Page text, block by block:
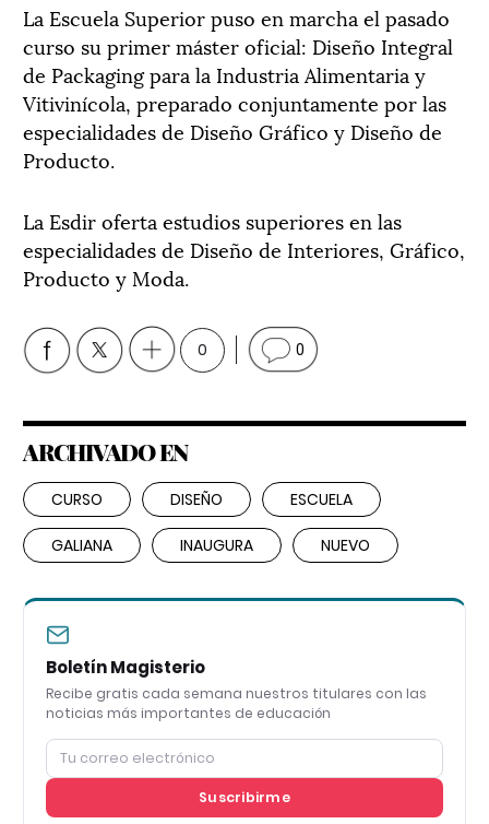
La Escuela Superior puso en marcha el pasado
curso su primer máster oficial: Diseño Integral
de Packaging para la Industria Alimentaria y
Vitivinícola, preparado conjuntamente por las
especialidades de Diseño Gráfico y Diseño de
Producto.
La Esdir oferta estudios superiores en las
especialidades de Diseño de Interiores, Gráfico,
Producto y Moda.
0 0
ARCHIVADO EN
CURSO DISEÑO ESCUELA
GALIANA INAUGURA NUEVO
Boletín Magisterio
Recibe gratis cada semana nuestros titulares con las
noticias más importantes de educación
Suscribirme